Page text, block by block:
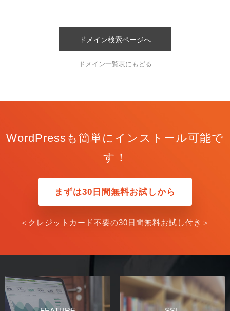
ドメイン検索ページへ
ドメイン一覧表にもどる
WordPressも簡単にインストール可能で
す！
まずは30日間無料お試しから
＜クレジットカード不要の30日間無料お試し付き＞